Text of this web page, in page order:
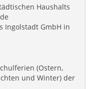
Haushalts
Ingolstadt GmbH in
(Ostern,
und Winter) der